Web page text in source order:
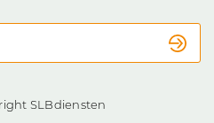
SLBdiensten